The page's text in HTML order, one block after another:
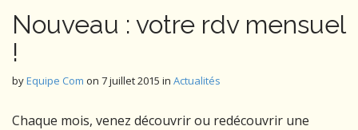
Nouveau : votre rdv mensuel
!
byEquipe Com on 7 juillet 2015 in Actualités
Chaque mois, venez découvrir ou redécouvrir une